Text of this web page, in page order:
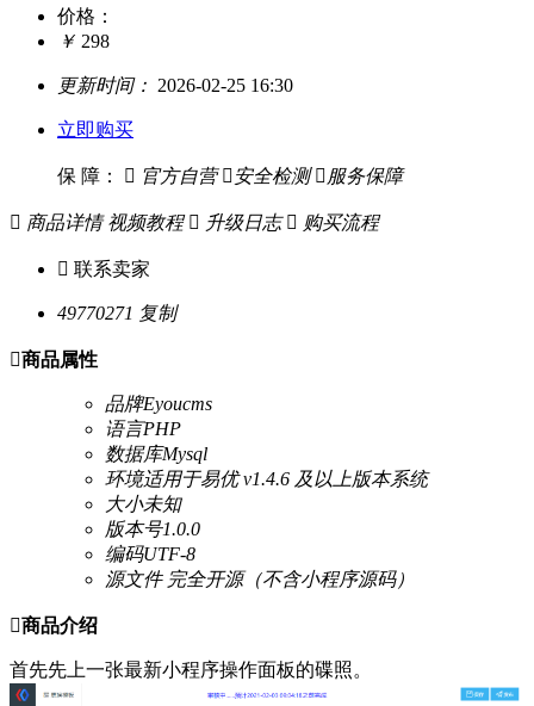
价格：
￥ 298
更新时间： 2026-02-25 16:30
立即购买
保 障：  官方自营  安全检测  服务保障
 商品详情 视频教程  升级日志  购买流程
 联系卖家
49770271 复制
商品属性
品牌Eyoucms
语言PHP
数据库Mysql
环境适用于易优 v1.4.6 及以上版本系统
大小未知
版本号1.0.0
编码UTF-8
源文件完全开源（不含小程序源码）
商品介绍
首先先上一张最新小程序操作面板的碟照。